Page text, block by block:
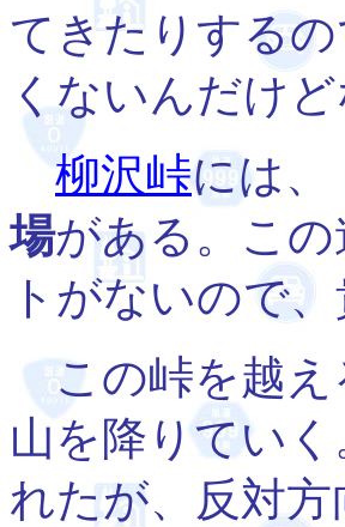
てきたりする
くないんだけ
柳沢峠には、
場がある。こ
トがないので
この峠を越え
山を降りてい
れたが、反対